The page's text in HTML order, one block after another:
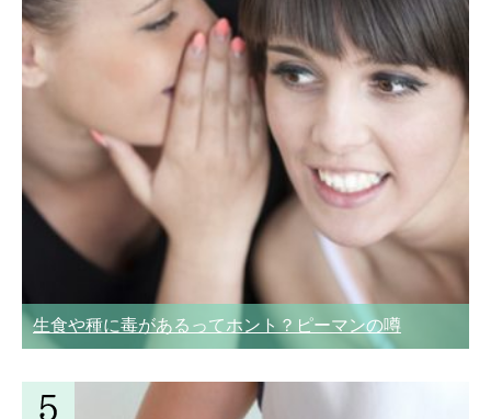
生食や種に毒があるってホント？ピーマンの噂